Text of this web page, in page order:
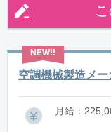
空調機械製造メ
月給：